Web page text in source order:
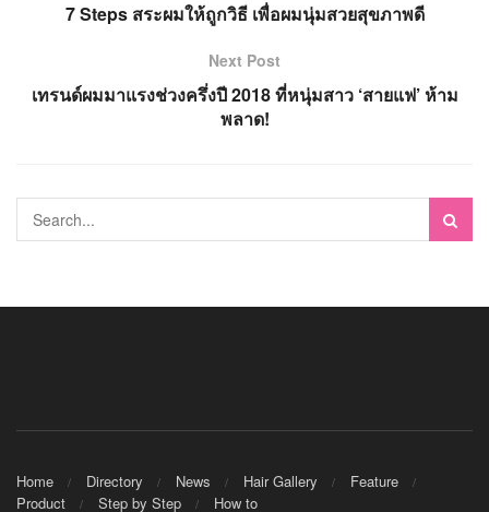
7 Steps สระผมให้ถูกวิธี เพื่อผมนุ่มสวยสุขภาพดี
Next Post
เทรนด์ผมมาแรงช่วงครึ่งปี 2018 ที่หนุ่มสาว ‘สายแฟ’ ห้าม
พลาด!
Home Directory News Hair Gallery
Feature
Product
Step by Step How to